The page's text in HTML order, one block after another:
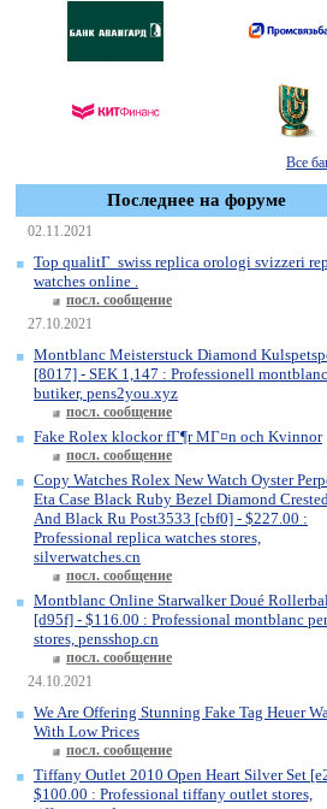
Все
Последнее на форуме
02.11.2021
Top qualitГ swiss replica orologi svizzeri
watches online .
посл. сообщение
27.10.2021
Montblanc Meisterstuck Diamond
[8017] - SEK 1,147 : Professionell
butiker, pens2you.xyz
посл. сообщение
Fake Rolex klockor fГ¶r MГ¤n och Kvinnor
посл. сообщение
Copy Watches Rolex New Watch Oyster
Eta Case Black Ruby Bezel Diamond
And Black Ru Post3533 [cbf0] - $227.00 :
Professional replica watches stores,
silverwatches.cn
посл. сообщение
Montblanc Online Starwalker Doué
[d95f] - $116.00 : Professional montblanc
stores, pensshop.cn
посл. сообщение
24.10.2021
We Are Offering Stunning Fake Tag Heuer
With Low Prices
посл. сообщение
Tiffany Outlet 2010 Open Heart Silver Set
$100.00 : Professional tiffany outlet stores,